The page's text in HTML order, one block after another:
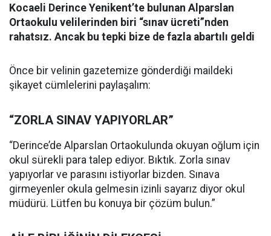
Kocaeli Derince Yenikent’te bulunan Alparslan
Ortaokulu velilerinden biri “sınav ücreti”nden
rahatsız. Ancak bu tepki bize de fazla abartılı geldi
Önce bir velinin gazetemize gönderdiği maildeki
şikayet cümlelerini paylaşalım:
“ZORLA SINAV YAPIYORLAR”
“Derince’de Alparslan Ortaokulunda okuyan oğlum için
okul sürekli para talep ediyor. Bıktık. Zorla sınav
yapıyorlar ve parasını istiyorlar bizden. Sınava
girmeyenler okula gelmesin izinli sayarız diyor okul
müdürü. Lütfen bu konuya bir çözüm bulun.”